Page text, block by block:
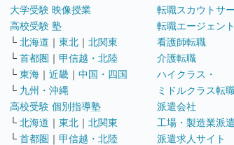
大学受験 映像授業
高校受験 塾
└ 北海道 ｜ 東北 ｜ 北関東
└ 首都圏 ｜ 甲信越・北陸
└ 東海 ｜ 近畿 ｜ 中国・四国
└ 九州・沖縄
高校受験 個別指導塾
└ 北海道 ｜ 東北 ｜ 北関東
└ 首都圏 ｜ 甲信越・北陸
転職スカウトサ
転職エージェン
看護師転職
介護転職
ハイクラス・
ミドルクラス転
派遣会社
工場・製造業派
派遣求人サイト